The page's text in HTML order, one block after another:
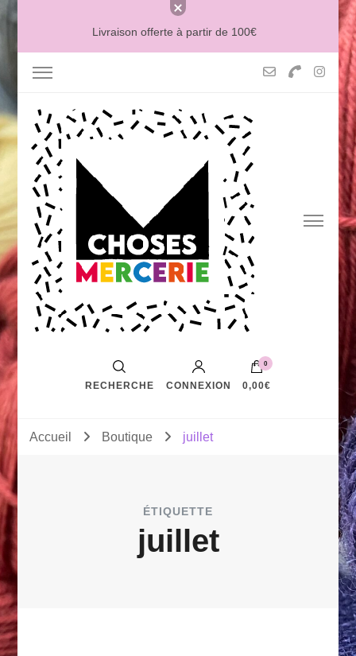
Livraison offerte à partir de 100€
MERCERIE MCHOSES
RECHERCHE CONNEXION
0
0,00€
Accueil Boutique juillet
ÉTIQUETTE
juillet